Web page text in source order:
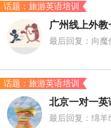
话题：旅游英语培训
广州线上外教
最后回复：向魔
话题：旅游英语培训
北京一对一英
最后回复：绵羊